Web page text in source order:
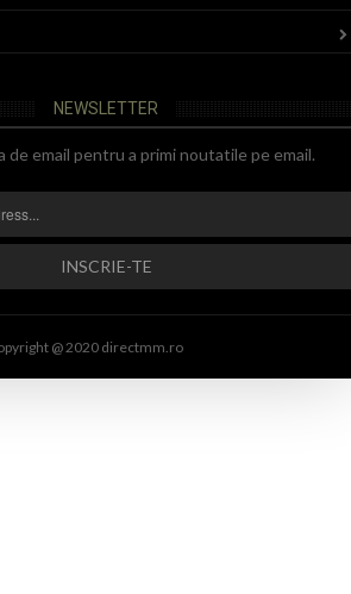
NEWSLETTER
de email pentru a primi noutatile pe email.
@ 2020 directmm.ro